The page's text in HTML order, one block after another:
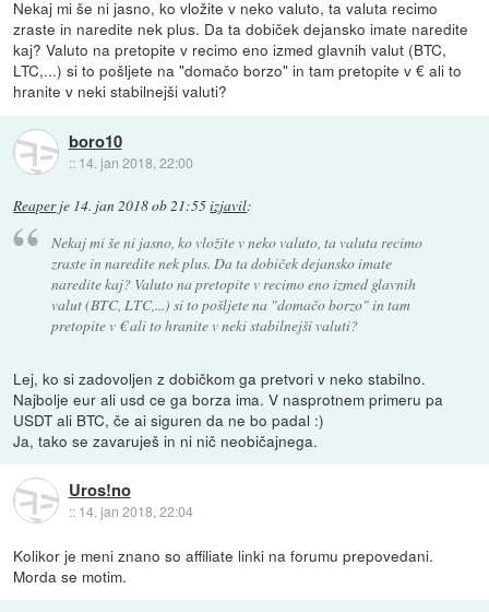
Nekaj mi še ni jasno, ko vložite v neko valuto, ta valuta recimo
zraste in naredite nek plus. Da ta dobiček dejansko imate naredite
kaj? Valuto na pretopite v recimo eno izmed glavnih valut (BTC,
LTC,...) si to pošljete na "domačo borzo" in tam pretopite v € ali to
hranite v neki stabilnejši valuti?
boro10
:: 14. jan 2018, 22:00
Reaperje 14. jan 2018 ob 21:55izjavil:
Nekaj mi še ni jasno, ko vložite v neko valuto, ta valuta recimo
zraste in naredite nek plus. Da ta dobiček dejansko imate
naredite kaj? Valuto na pretopite v recimo eno izmed glavnih
valut (BTC, LTC,...) si to pošljete na "domačo borzo" in tam
pretopite v € ali to hranite v neki stabilnejši valuti?
Lej, ko si zadovoljen z dobičkom ga pretvori v neko stabilno.
Najbolje eur ali usd ce ga borza ima. V nasprotnem primeru pa
USDT ali BTC, če ai siguren da ne bo padal :)
Ja, tako se zavaruješ in ni nič neobičajnega.
Uros!no
:: 14. jan 2018, 22:04
Kolikor je meni znano so affiliate linki na forumu prepovedani.
Morda se motim.